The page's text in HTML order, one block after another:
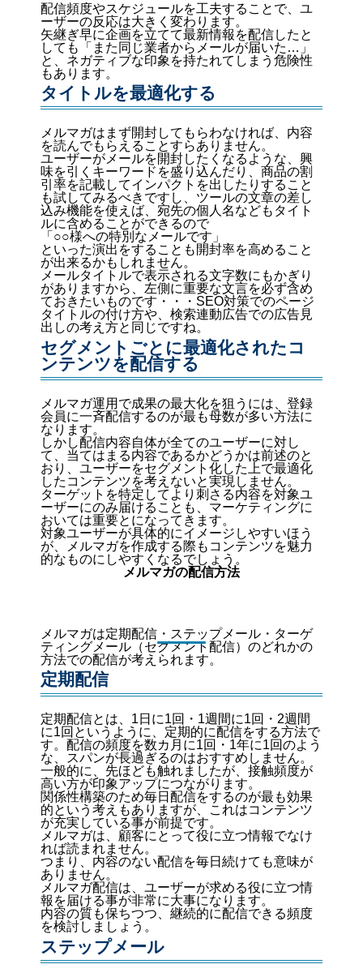
配信頻度やスケジュールを工夫することで、ユ
ーザーの反応は大きく変わります。
矢継ぎ早に企画を立てて最新情報を配信したと
しても「また同じ業者からメールが届いた…」
と、ネガティブな印象を持たれてしまう危険性
もあります。
タイトルを最適化する
メルマガはまず開封してもらわなければ、内容
を読んでもらえることすらありません。
ユーザーがメールを開封したくなるような、興
味を引くキーワードを盛り込んだり、商品の割
引率を記載してインパクトを出したりすること
も試してみるべきですし、ツールの文章の差し
込み機能を使えば、宛先の個人名などもタイト
ルに含めることができるので
「○○様への特別なメールです」
といった演出をすることも開封率を高めること
が出来るかもしれません。
メールタイトルで表示される文字数にもかぎり
がありますから、左側に重要な文言を必ず含め
ておきたいものです・・・SEO対策でのページ
タイトルの付け方や、検索連動広告での広告見
出しの考え方と同じですね。
セグメントごとに最適化されたコ
ンテンツを配信する
メルマガ運用で成果の最大化を狙うには、登録
会員に一斉配信するのが最も母数が多い方法に
なります。
しかし配信内容自体が全てのユーザーに対し
て、当てはまる内容であるかどうかは前述のと
おり、ユーザーをセグメント化した上で最適化
したコンテンツを考えないと実現しません。
ターゲットを特定してより刺さる内容を対象ユ
ーザーにのみ届けることも、マーケティングに
おいては重要とになってきます。
対象ユーザーが具体的にイメージしやすいほう
が、メルマガを作成する際もコンテンツを魅力
的なものにしやすくなるでしょう。
メルマガの配信方法
メルマガは定期配信・ステップメール・ターゲ
ティングメール（セグメント配信）のどれかの
方法での配信が考えられます。
定期配信
定期配信とは、1日に1回・1週間に1回・2週間
に1回というように、定期的に配信をする方法で
す。配信の頻度を数カ月に1回・1年に1回のよう
な、スパンが長過ぎるのはおすすめしません。
一般的に、先ほども触れましたが、接触頻度が
高い方が印象アップにつながります。
関係性構築のため毎日配信をするのが最も効果
的という考えもありますが、これはコンテンツ
が充実している事が前提です。
メルマガは、顧客にとって役に立つ情報でなけ
れば読まれません。
つまり、内容のない配信を毎日続けても意味が
ありません。
メルマガ配信は、ユーザーが求める役に立つ情
報を届ける事が非常に大事になります。
内容の質も保ちつつ、継続的に配信できる頻度
を検討しましょう。
ステップメール